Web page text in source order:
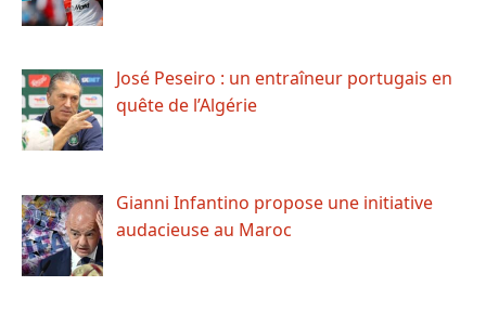
José Peseiro : un entraîneur portugais en
quête de l’Algérie
Gianni Infantino propose une initiative
audacieuse au Maroc